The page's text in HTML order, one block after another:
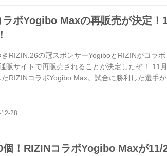
ラボYogibo Maxの再販売が決定！
RIZIN.26の冠スポンサーYogiboとRIZINがコラボ
販サイトで再販売されることが決定したぞ！ 11
たRIZINコラボYogibo Max。試合に勝利した選手
から販売スタート！記念すべきRIZINコラボ
よう！ RIZINコラボYogibo Max詳細 商品名
個！RIZINコラボYogibo Maxが11/